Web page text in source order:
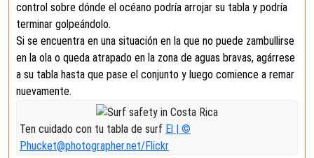
control sobre dónde el océano podría arrojar su tabla y podría
terminar golpeándolo.
Si se encuentra en una situación en la que no puede zambullirse
en la ola o queda atrapado en la zona de aguas bravas, agárrese
a su tabla hasta que pase el conjunto y luego comience a remar
nuevamente.
Ten cuidado con tu tabla de surf El | ©
Phucket@photographer.net/Flickr